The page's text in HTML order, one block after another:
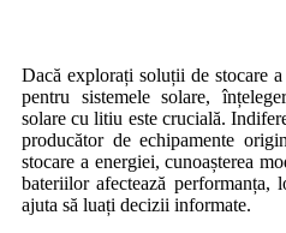
Dacă explorați soluții de stocare
pentru sistemele solare,
solare cu litiu este crucială.
producător de echipamente
stocare a energiei, cunoașterea
bateriilor afectează performanța,
ajuta să luați decizii informate.